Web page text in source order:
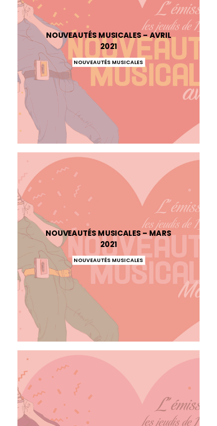
NOUVEAUTÉS MUSICALES – AVRIL
2021
NOUVEAUTÉS MUSICALES
NOUVEAUTÉS MUSICALES – MARS
2021
NOUVEAUTÉS MUSICALES